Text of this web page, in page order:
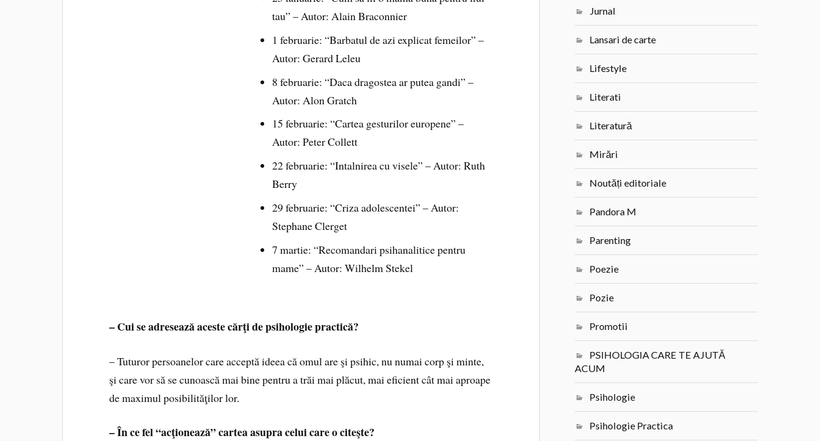
tau” – Autor: Alain Braconnier
1 februarie: “Barbatul de azi explicat femeilor” –
Autor: Gerard Leleu
8 februarie: “Daca dragostea ar putea gandi” –
Autor: Alon Gratch
15 februarie: “Cartea gesturilor europene” –
Autor: Peter Collett
22 februarie: “Intalnirea cu visele” – Autor: Ruth
Berry
29 februarie: “Criza adolescentei” – Autor:
Stephane Clerget
7 martie: “Recomandari psihanalitice pentru
mame” – Autor: Wilhelm Stekel
– Cui se adresează aceste cărţi de psihologie practică?
– Tuturor persoanelor care acceptă ideea că omul are şi psihic, nu numai corp şi minte,
şi care vor să se cunoască mai bine pentru a trăi mai plăcut, mai eficient cât mai aproape
de maximul posibilităţilor lor.
– În ce fel “acţionează” cartea asupra celui care o citeşte?
Jurnal
Lansari de carte
Lifestyle
Literati
Literatură
Mirări
Noutăți editoriale
Pandora M
Parenting
Poezie
Pozie
Promotii
PSIHOLOGIA CARE TE AJUTĂ
ACUM
Psihologie
Psihologie Practica